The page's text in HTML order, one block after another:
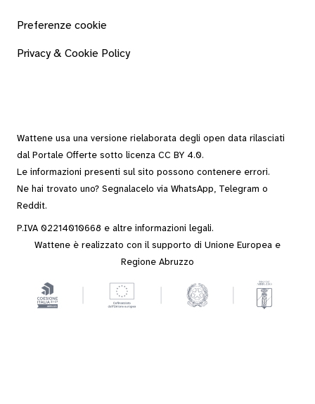
Preferenze cookie
Privacy & Cookie Policy
Wattene usa una versione rielaborata degli open data rilasciati
dal Portale Offerte sotto licenza CC BY 4.0.
Le informazioni presenti sul sito possono contenere errori.
Ne hai trovato uno? Segnalacelo via WhatsApp, Telegram o
Reddit.
P.IVA 02214010668 e altre informazioni legali.
Wattene è realizzato con il supporto di Unione Europea e
Regione Abruzzo